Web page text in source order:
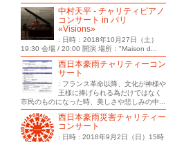
中村天平 - チャリティピアノ
コンサート in パリ
«Visions»
: 日時：2018年10月27日（土）
19:30 会場 / 20:00 開演 場所："Maison d...
西日本豪雨チャリティーコン
サート
: フランス革命以降、文化が神様や
王様に捧げられる為だけではなく
市民のものになった時、美しさや悲しみの中...
西日本豪雨災害チャリティー
コンサート
: 日時 : 2018年9月2日（日）15時